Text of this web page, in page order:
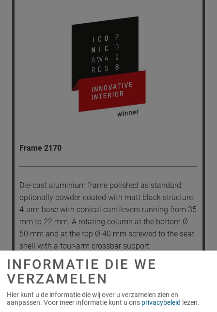
Frame 2170
Die-cast aluminium frame polished as standard,
optionally powder-coated with matt black structure.
4-arm base with conical cantilevers running from 35
mm to 22 mm. A rotating column at the bottom Ø
50 mm and at the top Ø 40 mm screwed to the seat
shell with a four-arm crossbar support.
Seat shell
INFORMATIE DIE WE
VERZAMELEN
Hier kunt u de informatie die wij over u verzamelen zien en
aanpassen. Voor meer informatie kunt u ons privacybeleid lezen.